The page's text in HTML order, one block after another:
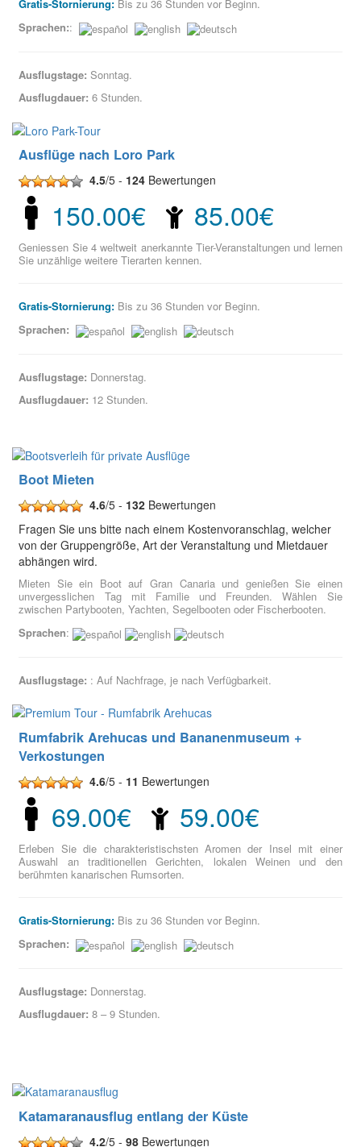
Gratis-Stornierung: Bis zu 36 Stunden vor Beginn.
Sprachen::
Ausflugstage: Sonntag.
Ausflugdauer: 6 Stunden.
Ausflüge nach Loro Park
4.5/5 - 124 Bewertungen
150.00€ 85.00€
Geniessen Sie 4 weltweit anerkannte Tier-Veranstaltungen und lernen
Sie unzählige weitere Tierarten kennen.
Gratis-Stornierung: Bis zu 36 Stunden vor Beginn.
Sprachen:
Ausflugstage: Donnerstag.
Ausflugdauer: 12 Stunden.
Boot Mieten
4.6/5 - 132 Bewertungen
Fragen Sie uns bitte nach einem Kostenvoranschlag, welcher
von der Gruppengröße, Art der Veranstaltung und Mietdauer
abhängen wird.
Mieten Sie ein Boot auf Gran Canaria und genießen Sie einen
unvergesslichen Tag mit Familie und Freunden. Wählen Sie
zwischen Partybooten, Yachten, Segelbooten oder Fischerbooten.
Sprachen:
Ausflugstage: : Auf Nachfrage, je nach Verfügbarkeit.
Rumfabrik Arehucas und Bananenmuseum +
Verkostungen
4.6/5 - 11 Bewertungen
69.00€ 59.00€
Erleben Sie die charakteristischsten Aromen der Insel mit einer
Auswahl an traditionellen Gerichten, lokalen Weinen und den
berühmten kanarischen Rumsorten.
Gratis-Stornierung: Bis zu 36 Stunden vor Beginn.
Sprachen:
Ausflugstage: Donnerstag.
Ausflugdauer: 8 – 9 Stunden.
Katamaranausflug entlang der Küste
4.2/5 -98 Bewertungen